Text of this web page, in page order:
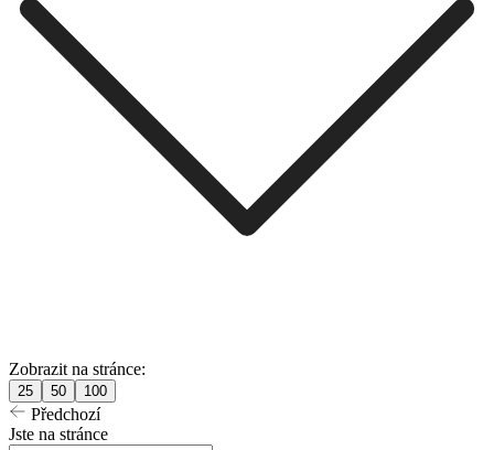
Zobrazit na stránce:
25 50 100
Předchozí
Jste na stránce